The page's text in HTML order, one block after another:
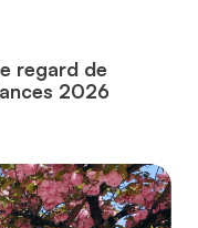
regard de
2026